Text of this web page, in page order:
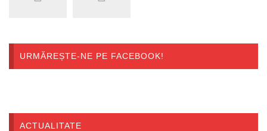
URMĂREȘTE-NE PE FACEBOOK!
ACTUALITATE